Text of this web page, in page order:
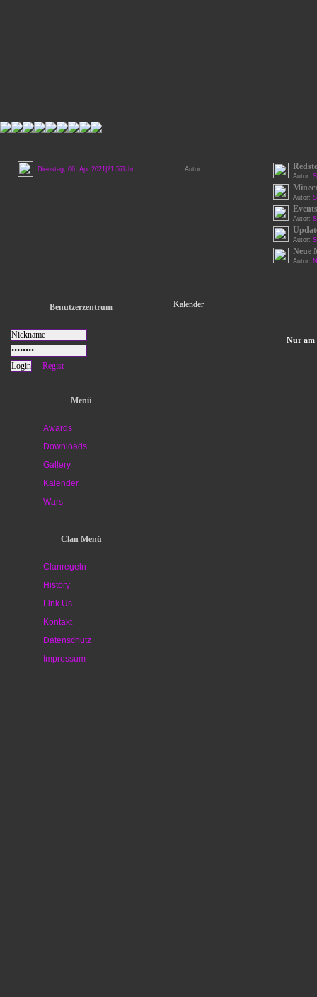
Dienstag, 06. Apr 2021|21:57Uhr Autor:
Autor:
Autor:
Autor:
Autor:
Neue
Autor:
Benutzerzentrum
Regist
Menü
Awards
Downloads
Gallery
Kalender
Wars
Clan Menü
Clanregeln
History
Link Us
Kontakt
Datenschutz
Impressum
Kalender
Nur am